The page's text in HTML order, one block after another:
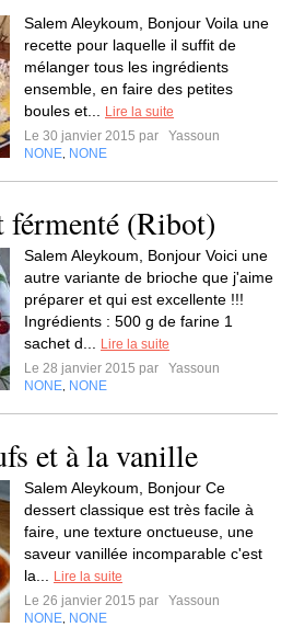
Salem Aleykoum, Bonjour Voila une
recette pour laquelle il suffit de
mélanger tous les ingrédients
ensemble, en faire des petites
boules et...
Lire la suite
Le 30 janvier 2015 par
Yassoun
NONE NONE
(Ribot)
Salem Aleykoum, Bonjour Voici une
autre variante de brioche que j'aime
préparer et qui est excellente !!!
Ingrédients : 500 g de farine 1
sachet d...
Lire la suite
Le 28 janvier 2015 par
Yassoun
NONE NONE
et à la vanille
Salem Aleykoum, Bonjour Ce
dessert classique est très facile à
faire, une texture onctueuse, une
saveur vanillée incomparable c'est
la...
Lire la suite
Le 26 janvier 2015 par
Yassoun
NONE NONE